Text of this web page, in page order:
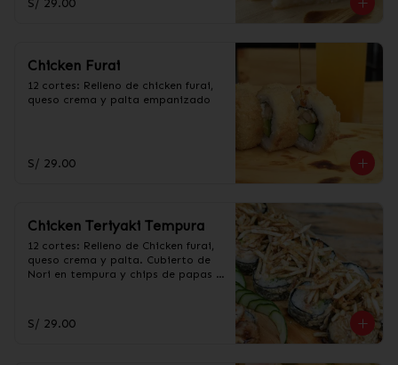
S/ 29.00
Chicken Furai
12 cortes: Relleno de chicken furai,
queso crema y palta empanizado
S/ 29.00
Chicken Teriyaki Tempura
12 cortes: Relleno de Chicken furai,
queso crema y palta. Cubierto de
Nori en tempura y chips de papas
S/ 29.00